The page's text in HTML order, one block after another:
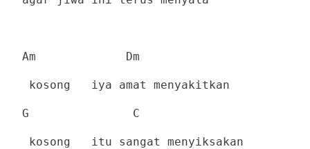
Am Dm
kosong iya amat menyakitkan
G C
kosong itu sangat menyiksakan